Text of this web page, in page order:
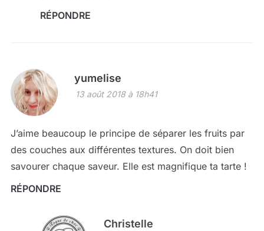
RÉPONDRE
yumelise
13 août 2018 à 18h41
J’aime beaucoup le principe de séparer les fruits par
des couches aux différentes textures. On doit bien
savourer chaque saveur. Elle est magnifique ta tarte !
RÉPONDRE
Christelle